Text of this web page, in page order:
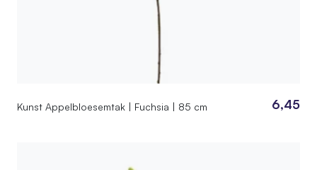
Kunst Appelbloesemtak | Fuchsia | 85 cm 6,45